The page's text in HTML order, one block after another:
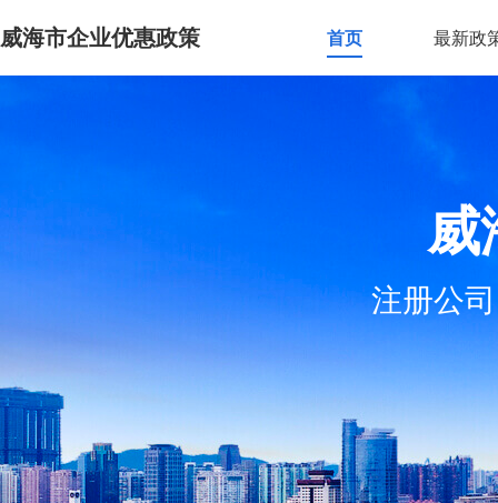
威海市企业优惠政策 首页 最新政
威
注册公